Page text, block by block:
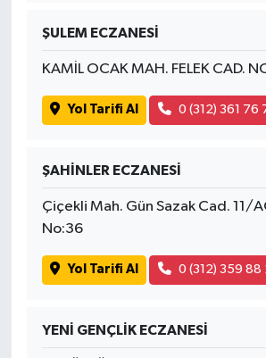
ŞULEM ECZANESİ
KAMİL OCAK MAH. FELEK CAD.
Yol Tarifi Al 0 (312) 361 76
ŞAHİNLER ECZANESİ
Çiçekli Mah. Gün Sazak Cad. 11/
No:36
Yol Tarifi Al 0 (312) 359 88
YENİ GENÇLİK ECZANESİ
TURİZM
VİDEO HABER
YAŞAM